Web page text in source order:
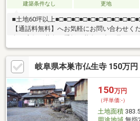
建築条件なし 更地
■土地60坪以上
【通話料無料】へお気軽にお問い合わせく
私たちが美濃善不動産です！岐阜を知って
スパート！土地探しも住まい探しも建築も
せ下さい。■売買保有物件1000件以上！
岐阜県本巣市仏生寺 150万円
150万円
（坪単価:-）
土地面積